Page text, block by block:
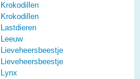
Krokodillen
Krokodillen
Lastdieren
Leeuw
Lieveheersbeestje
Lieveheersbeestje
Lynx